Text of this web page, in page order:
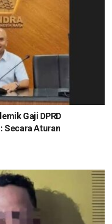
Gaji DPRD
Secara Aturan